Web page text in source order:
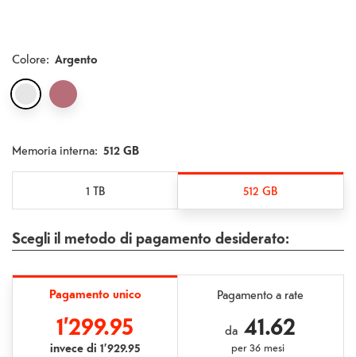
Colore: Argento
Memoria interna: 512 GB
1 TB 512 GB
Scegli il metodo di pagamento desiderato:
Pagamento unico
1’299.95
invece di 1’929.95
Pagamento a rate
da 41.62
per36 mesi